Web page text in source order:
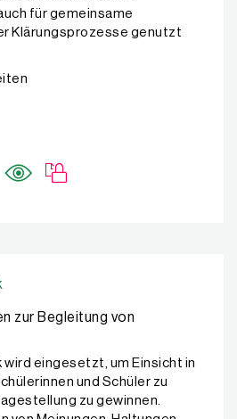
für gemeinsame
Klärungsprozesse genutzt
zur Begleitung von
wird eingesetzt, um Einsicht in
und Schüler zu
zu gewinnen.